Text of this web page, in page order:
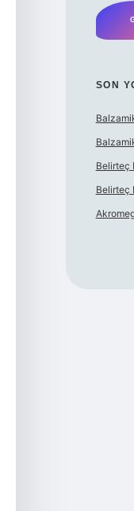
SON
Belirteç
Belirteç